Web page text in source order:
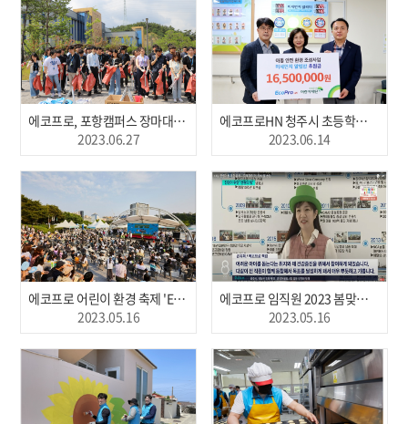
에코프로, 포항캠퍼스 장마대비 환경정화활동(2023.06.27)
2023.06.27
에코프로HN 청주시 초등학교, 중학교 5개소 미세먼지 알림판 설치 지원(2023. 6.14)
2023.06.14
에코프로 어린이 환경 축제 'Eco Green Day' 성료
2023.05.16
에코프로 임직원 2023 봄맞이 워킹 챌린지 통한 지역 아동 후원금 500만원 기탁
2023.05.16